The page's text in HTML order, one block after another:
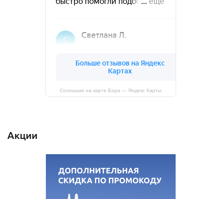
Солнышко на карте Бора — Яндекс Карты
Акции